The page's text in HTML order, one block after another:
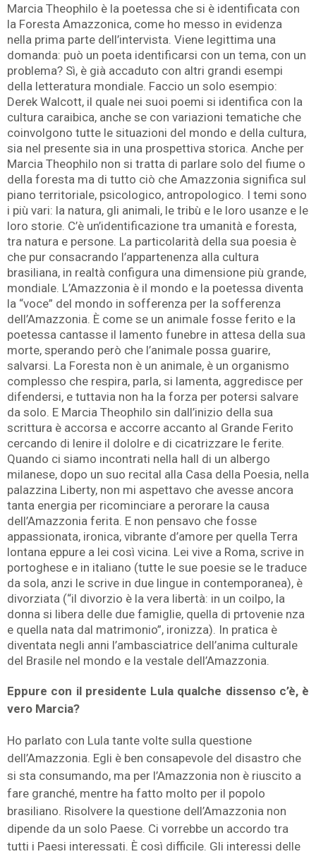
Marcia Theophilo è la poetessa che si è identificata con
la Foresta Amazzonica, come ho messo in evidenza
nella prima parte dell’intervista. Viene legittima una
domanda: può un poeta identificarsi con un tema, con un
problema? Sì, è già accaduto con altri grandi esempi
della letteratura mondiale. Faccio un solo esempio:
Derek Walcott, il quale nei suoi poemi si identifica con la
cultura caraibica, anche se con variazioni tematiche che
coinvolgono tutte le situazioni del mondo e della cultura,
sia nel presente sia in una prospettiva storica. Anche per
Marcia Theophilo non si tratta di parlare solo del fiume o
della foresta ma di tutto ciò che Amazzonia significa sul
piano territoriale, psicologico, antropologico. I temi sono
i più vari: la natura, gli animali, le tribù e le loro usanze e le
loro storie. C’è un’identificazione tra umanità e foresta,
tra natura e persone. La particolarità della sua poesia è
che pur consacrando l’appartenenza alla cultura
brasiliana, in realtà configura una dimensione più grande,
mondiale. L’Amazzonia è il mondo e la poetessa diventa
la “voce” del mondo in sofferenza per la sofferenza
dell’Amazzonia. È come se un animale fosse ferito e la
poetessa cantasse il lamento funebre in attesa della sua
morte, sperando però che l’animale possa guarire,
salvarsi. La Foresta non è un animale, è un organismo
complesso che respira, parla, si lamenta, aggredisce per
difendersi, e tuttavia non ha la forza per potersi salvare
da solo. E Marcia Theophilo sin dall’inizio della sua
scrittura è accorsa e accorre accanto al Grande Ferito
cercando di lenire il dololre e di cicatrizzare le ferite.
Quando ci siamo incontrati nella hall di un albergo
milanese, dopo un suo recital alla Casa della Poesia, nella
palazzina Liberty, non mi aspettavo che avesse ancora
tanta energia per ricominciare a perorare la causa
dell’Amazzonia ferita. E non pensavo che fosse
appassionata, ironica, vibrante d’amore per quella Terra
lontana eppure a lei così vicina. Lei vive a Roma, scrive in
portoghese e in italiano (tutte le sue poesie se le traduce
da sola, anzi le scrive in due lingue in contemporanea), è
divorziata (“il divorzio è la vera libertà: in un coilpo, la
donna si libera delle due famiglie, quella di prtovenie nza
e quella nata dal matrimonio”, ironizza). In pratica è
diventata negli anni l’ambasciatrice dell’anima culturale
del Brasile nel mondo e la vestale dell’Amazzonia.
Eppure con il presidente Lula qualche dissenso c’è, è
vero Marcia?
Ho parlato con Lula tante volte sulla questione
dell’Amazzonia. Egli è ben consapevole del disastro che
si sta consumando, ma per l’Amazzonia non è riuscito a
fare granché, mentre ha fatto molto per il popolo
brasiliano. Risolvere la questione dell’Amazzonia non
dipende da un solo Paese. Ci vorrebbe un accordo tra
tutti i Paesi interessati. È così difficile. Gli interessi delle